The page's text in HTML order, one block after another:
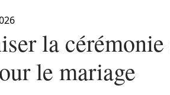
la
le mariage